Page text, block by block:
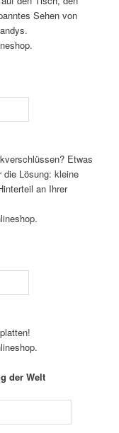
Sehen von
Etwas
die Lösung: kleine
an Ihrer
der Welt